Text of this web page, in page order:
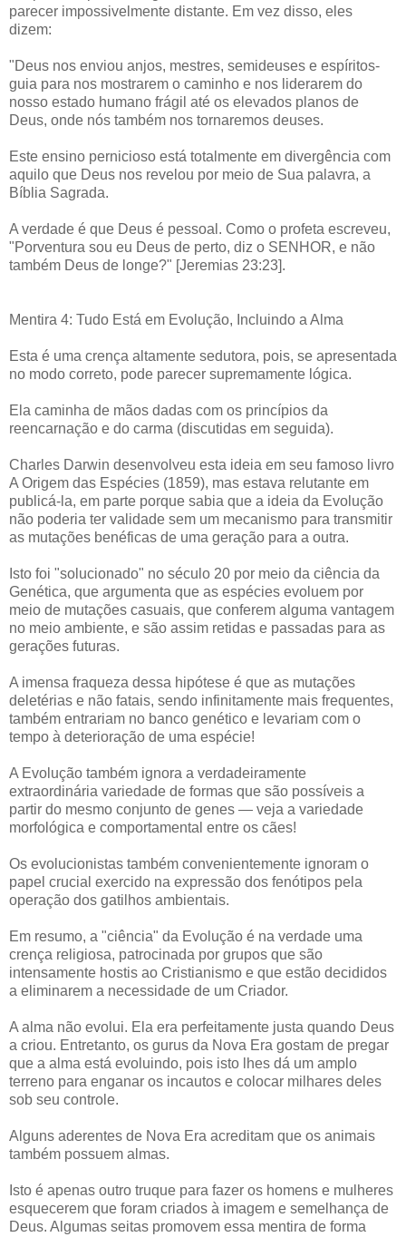
parecer impossivelmente distante. Em vez disso, eles
dizem:
"Deus nos enviou anjos, mestres, semideuses e espíritos-
guia para nos mostrarem o caminho e nos liderarem do
nosso estado humano frágil até os elevados planos de
Deus, onde nós também nos tornaremos deuses.
Este ensino pernicioso está totalmente em divergência com
aquilo que Deus nos revelou por meio de Sua palavra, a
Bíblia Sagrada.
A verdade é que Deus é pessoal. Como o profeta escreveu,
"Porventura sou eu Deus de perto, diz o SENHOR, e não
também Deus de longe?" [Jeremias 23:23].
Mentira 4: Tudo Está em Evolução, Incluindo a Alma
Esta é uma crença altamente sedutora, pois, se apresentada
no modo correto, pode parecer supremamente lógica.
Ela caminha de mãos dadas com os princípios da
reencarnação e do carma (discutidas em seguida).
Charles Darwin desenvolveu esta ideia em seu famoso livro
A Origem das Espécies (1859), mas estava relutante em
publicá-la, em parte porque sabia que a ideia da Evolução
não poderia ter validade sem um mecanismo para transmitir
as mutações benéficas de uma geração para a outra.
Isto foi "solucionado" no século 20 por meio da ciência da
Genética, que argumenta que as espécies evoluem por
meio de mutações casuais, que conferem alguma vantagem
no meio ambiente, e são assim retidas e passadas para as
gerações futuras.
A imensa fraqueza dessa hipótese é que as mutações
deletérias e não fatais, sendo infinitamente mais frequentes,
também entrariam no banco genético e levariam com o
tempo à deterioração de uma espécie!
A Evolução também ignora a verdadeiramente
extraordinária variedade de formas que são possíveis a
partir do mesmo conjunto de genes — veja a variedade
morfológica e comportamental entre os cães!
Os evolucionistas também convenientemente ignoram o
papel crucial exercido na expressão dos fenótipos pela
operação dos gatilhos ambientais.
Em resumo, a "ciência" da Evolução é na verdade uma
crença religiosa, patrocinada por grupos que são
intensamente hostis ao Cristianismo e que estão decididos
a eliminarem a necessidade de um Criador.
A alma não evolui. Ela era perfeitamente justa quando Deus
a criou. Entretanto, os gurus da Nova Era gostam de pregar
que a alma está evoluindo, pois isto lhes dá um amplo
terreno para enganar os incautos e colocar milhares deles
sob seu controle.
Alguns aderentes de Nova Era acreditam que os animais
também possuem almas.
Isto é apenas outro truque para fazer os homens e mulheres
esquecerem que foram criados à imagem e semelhança de
Deus. Algumas seitas promovem essa mentira de forma